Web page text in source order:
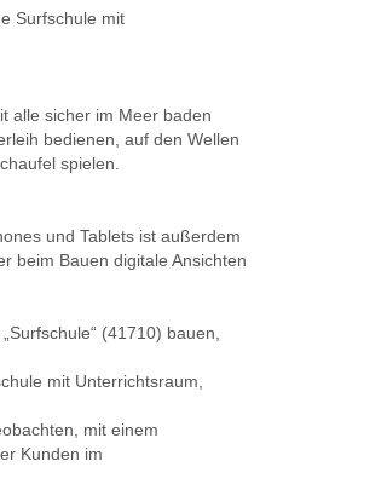
Surfschule mit
alle sicher im Meer baden
bedienen, auf den Wellen
spielen.
und Tablets ist außerdem
beim Bauen digitale Ansichten
(41710) bauen,
mit Unterrichtsraum,
mit einem
Kunden im